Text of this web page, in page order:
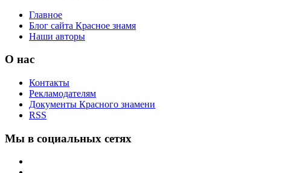
Главное
Блог сайта Красное знамя
Наши авторы
О нас
Контакты
Рекламодателям
Документы Красного знамени
RSS
Мы в социальных сетях